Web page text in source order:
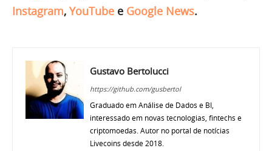
Instagram, YouTube e Google News.
Gustavo Bertolucci
https://github.com/gusbertol
Graduado em Análise de Dados e BI,
interessado em novas tecnologias, fintechs e
criptomoedas. Autor no portal de notícias
Livecoins desde 2018.